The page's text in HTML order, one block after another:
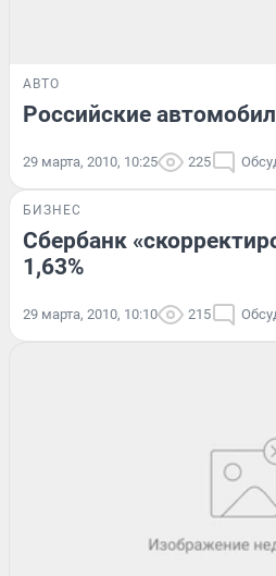
АВТО
Российские
29 марта, 2010, 10:25 225
БИЗНЕС
Сбербанк
1,63%
29 марта, 2010, 10:10 215